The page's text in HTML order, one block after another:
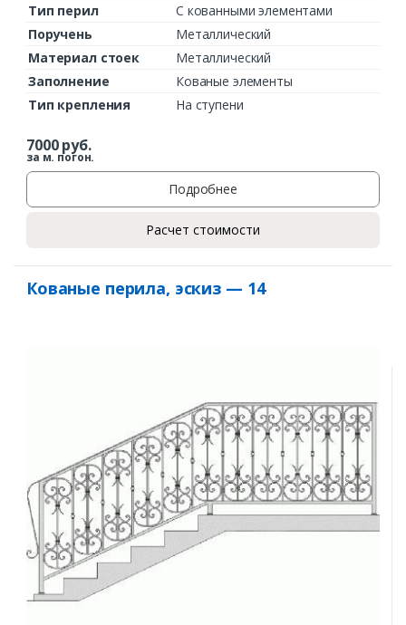
Тип перил
С кованными элементами
Поручень
Металлический
Материал стоек
Металлический
Заполнение
Кованые элементы
Тип крепления
На ступени
7000руб.
за м. погон.
Подробнее
Расчет стоимости
Кованые перила, эскиз — 14